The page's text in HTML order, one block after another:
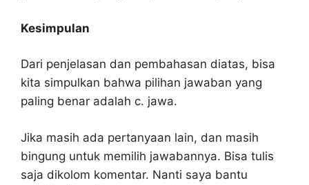
Kesimpulan
Dari penjelasan dan pembahasan diatas, bisa
kita simpulkan bahwa pilihan jawaban yang
paling benar adalah c. jawa.
Jika masih ada pertanyaan lain, dan masih
bingung untuk memilih jawabannya. Bisa tulis
saja dikolom komentar. Nanti saya bantu